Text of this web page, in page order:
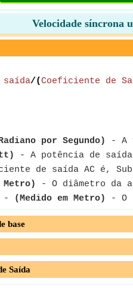
Velocidade síncrona
saída/(Coeficiente de
por Segundo)
- A
- A potência de
de saída AC é,
Metro)
- O diâmetro da
- (Medido em Metro) - O
base
Saída